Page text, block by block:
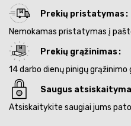
Prekių pristatymas
Nemokamas pristatymas į
Prekių grąžinimas
14 darbo dienų pinigų grąžinimo
Saugus
Atsiskaitykite saugiai jums